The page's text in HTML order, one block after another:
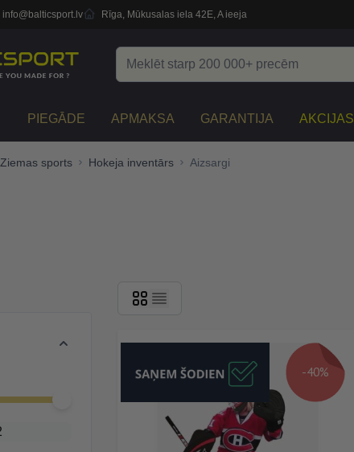
info@balticsport.lv Rīga, Mūkusalas iela 42E, A ieeja
PIEGĀDE APMAKSA GARANTIJA AKCIJAS
Ziemas sports Hokeja inventārs Aizsargi
-40%